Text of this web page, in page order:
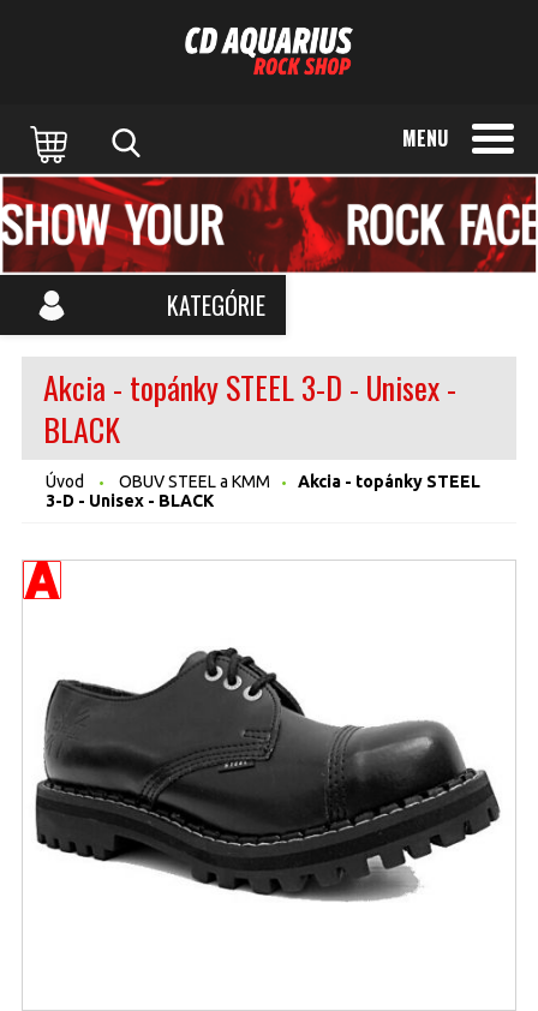
MENU
KATEGÓRIE
Akcia - topánky STEEL 3-D - Unisex -
BLACK
Úvod OBUV STEEL a KMM
Akcia - topánky STEEL
3-D - Unisex - BLACK